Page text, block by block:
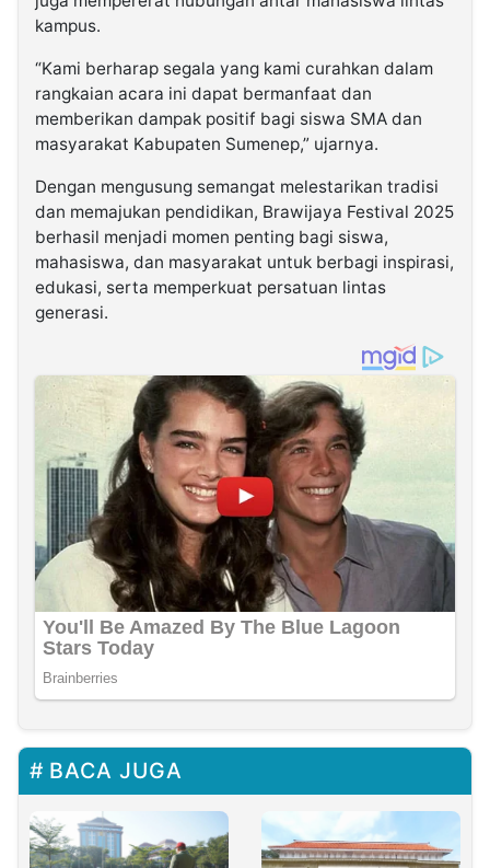
kampus.
“Kami berharap segala yang kami curahkan dalam
rangkaian acara ini dapat bermanfaat dan
memberikan dampak positif bagi siswa SMA dan
masyarakat Kabupaten Sumenep,” ujarnya.
Dengan mengusung semangat melestarikan tradisi
dan memajukan pendidikan, Brawijaya Festival 2025
berhasil menjadi momen penting bagi siswa,
mahasiswa, dan masyarakat untuk berbagi inspirasi,
edukasi, serta memperkuat persatuan lintas
generasi.
BACA JUGA